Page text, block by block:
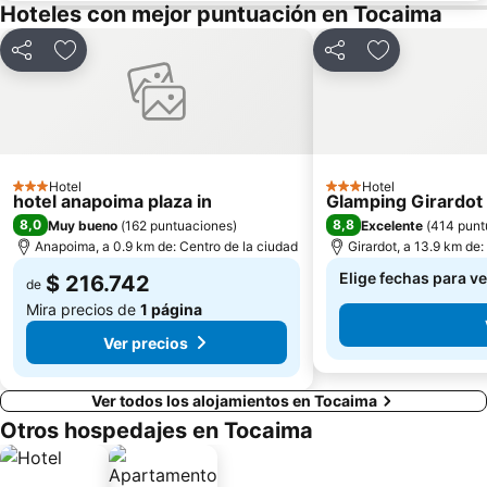
Hoteles con mejor puntuación en Tocaima
CompartirAgregar a favoritos
3 Estrellas
Hotel
hotel anapoima plaza in
8,0 Muy bueno (162 puntuaciones)
Anapoima, a 0.9 km de: Centro de la ciudad
de $ 216.742
Mira precios de 1 página
Ver precios
CompartirAgregar a
3 Estrellas
Hotel
Glamping
8,8 Excelente (414
Girardot, a 13.9 km
Elige fechas para
Ver todos los alojamientos en Tocaima
Otros hospedajes en Tocaima